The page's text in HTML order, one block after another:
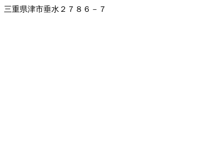
三重県津市垂水２７８６－７